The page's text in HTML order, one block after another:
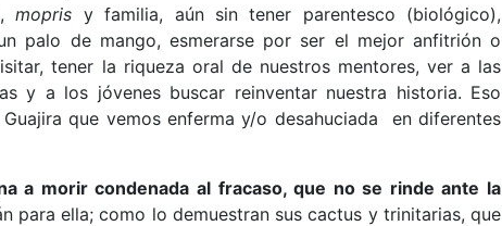
mopris y familia, aún sin tener parentesco (biológico),
palo de mango, esmerarse por ser el mejor anfitrión o
tener la riqueza oral de nuestros mentores, ver a las
y a los jóvenes buscar reinventar nuestra historia. Eso
que vemos enferma y/o desahuciada en diferentes
a morir condenada al fracaso, que no se rinde ante la
para ella; como lo demuestran sus cactus y trinitarias, que